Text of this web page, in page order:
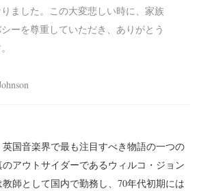
ました。この大変悲しい時に、家族
ーを尊重していただき、ありがとう
国音楽界で最も注目すべき物語の一つの
アウトサイダーであるウィルコ・ジョン
師として国内で勤務し、70年代初期には